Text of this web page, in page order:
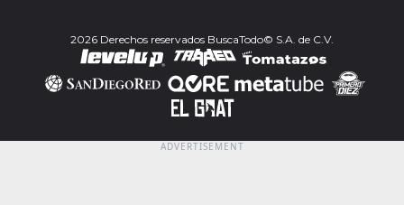
2026 Derechos reservados BuscaTodo© S.A. de C.V.